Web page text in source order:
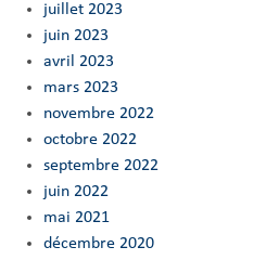
juillet 2023
juin 2023
avril 2023
mars 2023
novembre 2022
octobre 2022
septembre 2022
juin 2022
mai 2021
décembre 2020